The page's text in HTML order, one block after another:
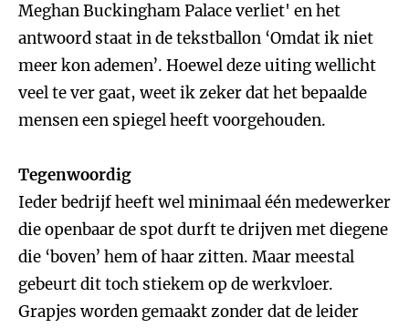
Meghan Buckingham Palace verliet' en het
antwoord staat in de tekstballon ‘Omdat ik niet
meer kon ademen’. Hoewel deze uiting wellicht
veel te ver gaat, weet ik zeker dat het bepaalde
mensen een spiegel heeft voorgehouden.
Tegenwoordig
Ieder bedrijf heeft wel minimaal één medewerker
die openbaar de spot durft te drijven met diegene
die ‘boven’ hem of haar zitten. Maar meestal
gebeurt dit toch stiekem op de werkvloer.
Grapjes worden gemaakt zonder dat de leider